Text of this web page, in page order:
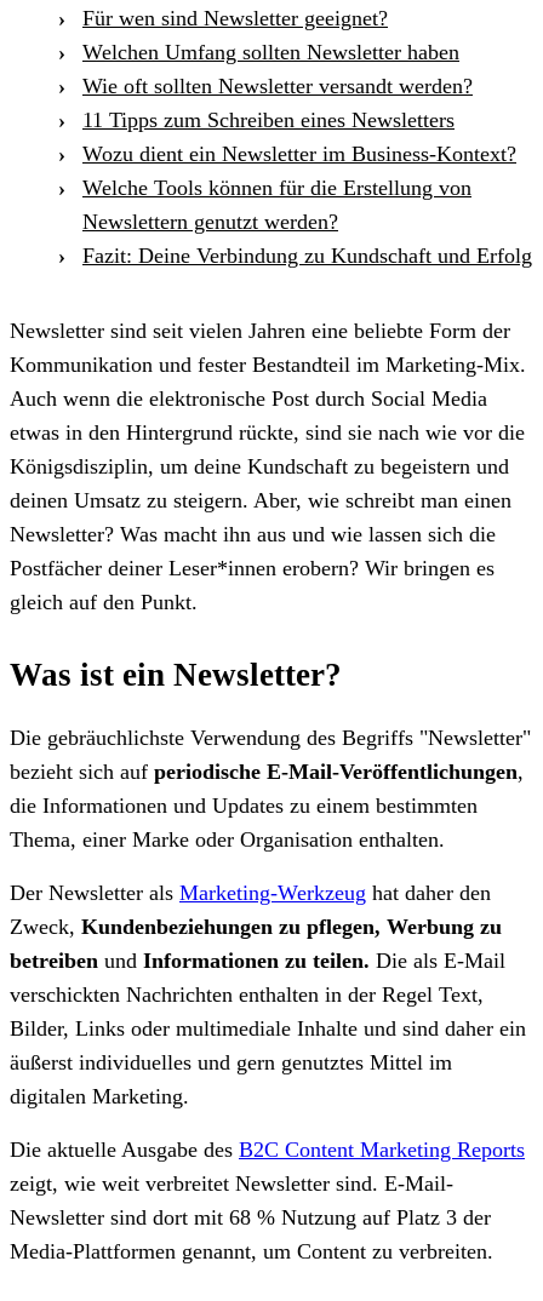
Für wen sind Newsletter geeignet?
Welchen Umfang sollten Newsletter haben
Wie oft sollten Newsletter versandt werden?
11 Tipps zum Schreiben eines Newsletters
Wozu dient ein Newsletter im Business-Kontext?
Welche Tools können für die Erstellung von
Newslettern genutzt werden?
Fazit: Deine Verbindung zu Kundschaft und Erfolg
Newsletter sind seit vielen Jahren eine beliebte Form der
Kommunikation und fester Bestandteil im Marketing-Mix.
Auch wenn die elektronische Post durch Social Media
etwas in den Hintergrund rückte, sind sie nach wie vor die
Königsdisziplin, um deine Kundschaft zu begeistern und
deinen Umsatz zu steigern. Aber, wie schreibt man einen
Newsletter? Was macht ihn aus und wie lassen sich die
Postfächer deiner Leser*innen erobern? Wir bringen es
gleich auf den Punkt.
Was ist ein Newsletter?
Die gebräuchlichste Verwendung des Begriffs "Newsletter"
bezieht sich auf periodische E-Mail-Veröffentlichungen,
die Informationen und Updates zu einem bestimmten
Thema, einer Marke oder Organisation enthalten.
Der Newsletter als Marketing-Werkzeug hat daher den
Zweck, Kundenbeziehungen zu pflegen, Werbung zu
betreiben und Informationen zu teilen. Die als E-Mail
verschickten Nachrichten enthalten in der Regel Text,
Bilder, Links oder multimediale Inhalte und sind daher ein
äußerst individuelles und gern genutztes Mittel im
digitalen Marketing.
Die aktuelle Ausgabe des B2C Content Marketing Reports
zeigt, wie weit verbreitet Newsletter sind. E-Mail-
Newsletter sind dort mit 68 % Nutzung auf Platz 3 der
Media-Plattformen genannt, um Content zu verbreiten.